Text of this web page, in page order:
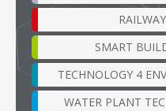
RAILWAY
SMART
TECHNOLOGY 4
WATER PLANT